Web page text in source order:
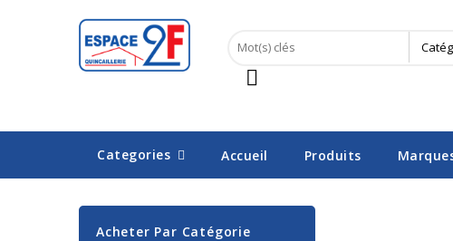
Categories Accueil Produits
Acheter Par Catégorie